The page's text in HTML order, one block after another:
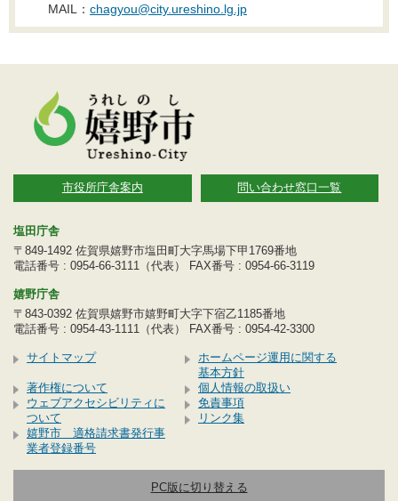
MAIL： chagyou@city.ureshino.lg.jp
市役所庁舎案内 問い合わせ窓口一覧
塩田庁舎
〒849-1492 佐賀県嬉野市塩田町大字馬場下甲1769番地
電話番号 : 0954-66-3111（代表） FAX番号 : 0954-66-3119
嬉野庁舎
〒843-0392 佐賀県嬉野市嬉野町大字下宿乙1185番地
電話番号 : 0954-43-1111（代表） FAX番号 : 0954-42-3300
サイトマップ
ホームページ運用に関する
基本方針
著作権について
個人情報の取扱い
ウェブアクセシビリティに
ついて
免責事項
リンク集
嬉野市 適格請求書発行事
業者登録番号
PC版に切り替える